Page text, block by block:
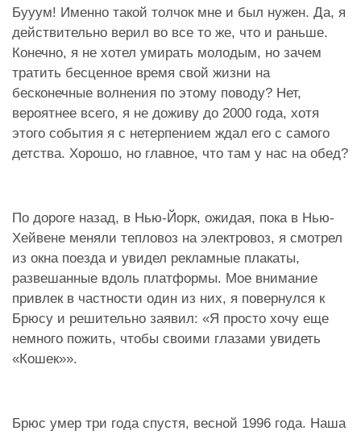
Бууум! Именно такой толчок мне и был нужен. Да, я
действительно верил во все то же, что и раньше.
Конечно, я не хотел умирать молодым, но зачем
тратить бесценное время свой жизни на
бесконечные волнения по этому поводу? Нет,
вероятнее всего, я не доживу до 2000 года, хотя
этого события я с нетерпением ждал его с самого
детства. Хорошо, но главное, что там у нас на обед?
По дороге назад, в Нью-Йорк, ожидая, пока в Нью-
Хейвене меняли тепловоз на электровоз, я смотрел
из окна поезда и увидел рекламные плакаты,
развешанные вдоль платформы. Мое внимание
привлек в частности один из них, я повернулся к
Брюсу и решительно заявил: «Я просто хочу еще
немного пожить, чтобы своими глазами увидеть
«Кошек»».
Брюс умер три года спустя, весной 1996 года. Наша